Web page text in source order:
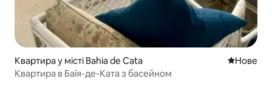
Квартира у місті Bahia de Cata Нове
Нове
Квартира в Баїя-де-Ката з басейном